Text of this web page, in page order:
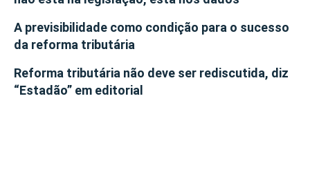
A previsibilidade como condição para o sucesso
da reforma tributária
Reforma tributária não deve ser rediscutida, diz
“Estadão” em editorial